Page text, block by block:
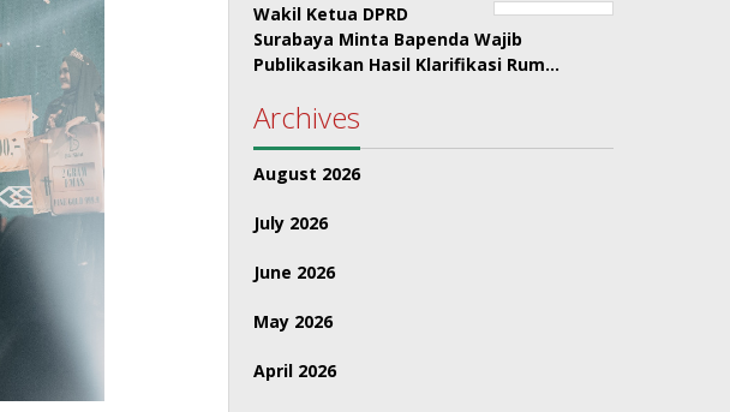
Wakil Ketua DPRD
Surabaya Minta Bapenda Wajib
Publikasikan Hasil Klarifikasi Rum…
Archives
August 2026
July 2026
June 2026
May 2026
April 2026